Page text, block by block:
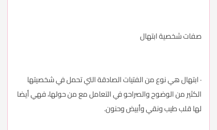
صفات شخصية ابتهال
· ابتهال هي نوع من الفتيات الصادقة التي تحمل في شخصيتها
الكثير من الوضوح والصراحو في التعامل مع من حولها، فهي أيضا
لها قلب طيب ونقي وأبيض وحنون.